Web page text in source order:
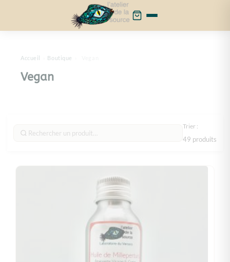
Cookies management panel
Accueil Boutique
Vegan
Trier :
49 produits